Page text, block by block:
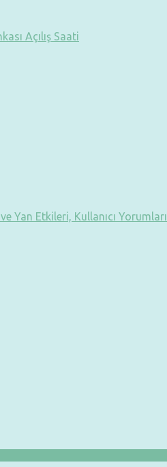
Açılış Saati
Yan Etkileri, Kullanıcı Yorumları